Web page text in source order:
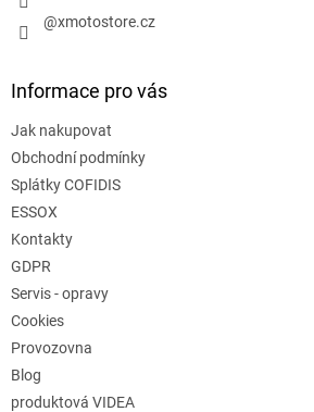
@xmotostore.cz
Informace pro vás
Jak nakupovat
Obchodní podmínky
Splátky COFIDIS
ESSOX
Kontakty
GDPR
Servis - opravy
Cookies
Provozovna
Blog
produktová VIDEA